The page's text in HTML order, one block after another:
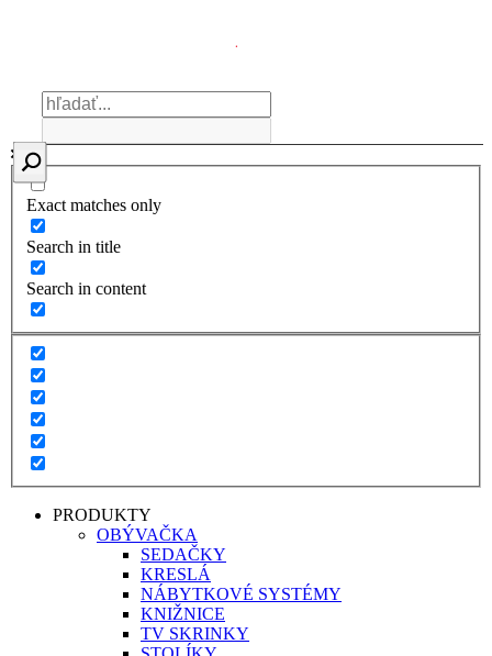
Exact matches only
Search in title
Search in content
PRODUKTY
OBÝVAČKA
SEDAČKY
KRESLÁ
NÁBYTKOVÉ SYSTÉMY
KNIŽNICE
TV SKRINKY